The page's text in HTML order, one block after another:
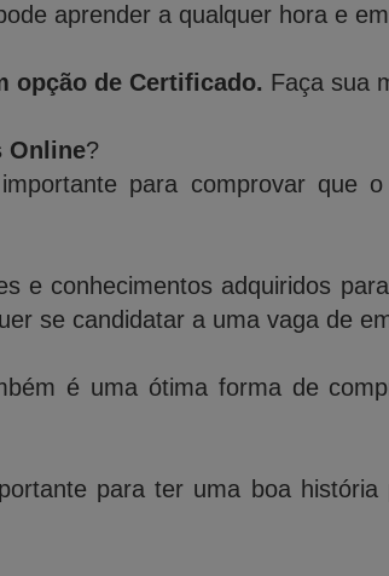
aprender a qualquer hora e
opção de Certificado. Faça sua
Online?
para comprovar que o
e conhecimentos adquiridos
se candidatar a uma vaga de
é uma ótima forma de
para ter uma boa história